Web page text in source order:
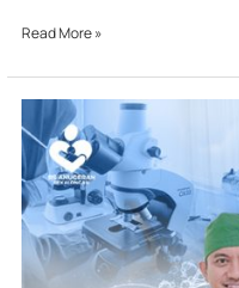
Read More »
Klinik
Infertilitas
RSU
Anugerah:
Teman
Perjalanan
Ayah